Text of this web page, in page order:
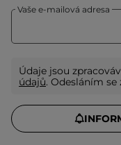
Vaše e-mailová adresa
Údaje jsou
údajů. Odesláním